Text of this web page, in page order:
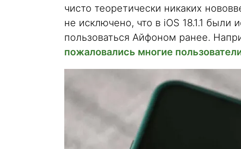
чисто теоретически никаких
не исключено, что в iOS 18.1.1
пользоваться Айфоном ранее.
пожаловались многие